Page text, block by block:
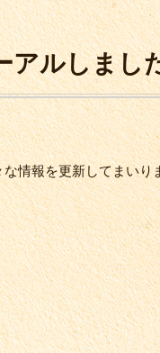
アルしまし
情報を更新してまいり